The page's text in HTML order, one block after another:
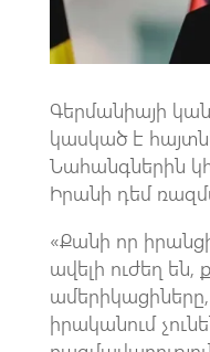
Գերմանիայի
կասկած է
Նահանգներին
Իրանի դեմ
«Քանի որ
ավելի ուժեղ են,
իրականում